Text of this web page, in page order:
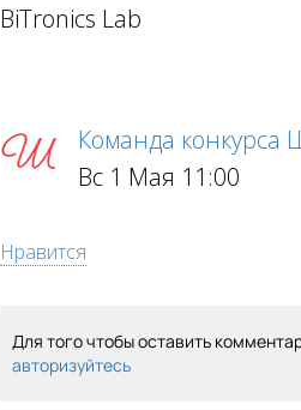
BiTronics Lab
Команда
Вс 1 Мая 11:00
Нравится
Для того чтобы оставить
авторизуйтесь